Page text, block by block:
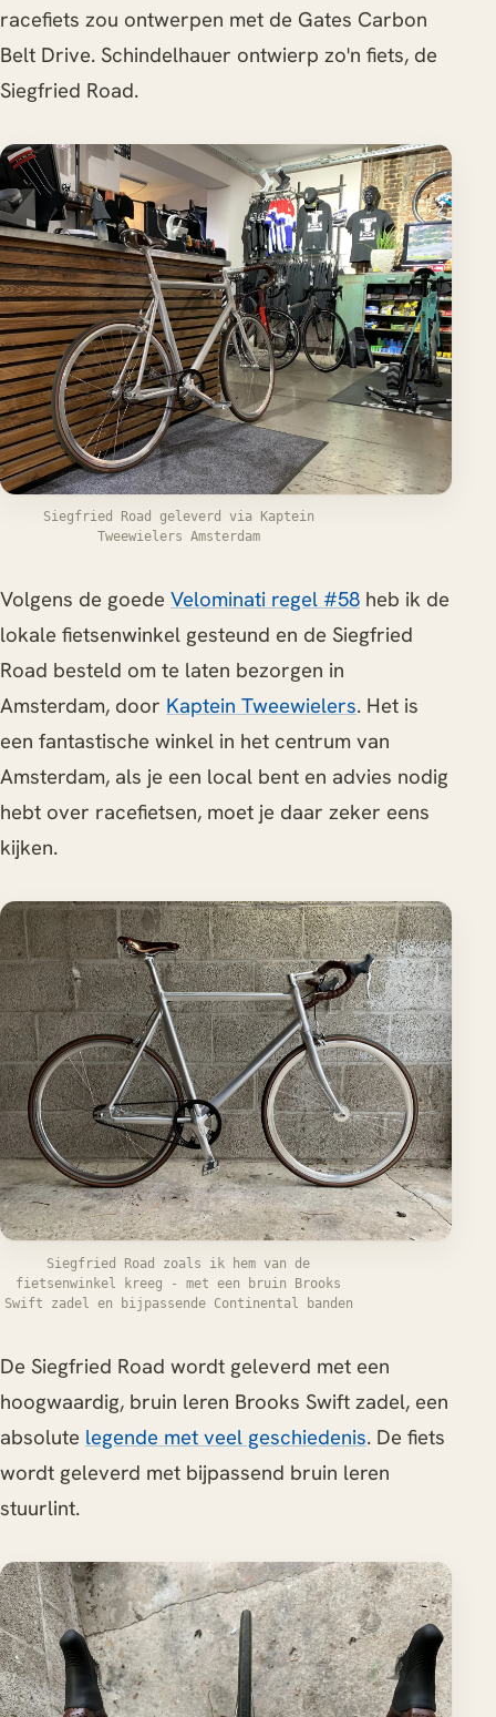
racefiets zou ontwerpen met de Gates Carbon
Belt Drive. Schindelhauer ontwierp zo'n fiets, de
Siegfried Road.
Siegfried Road geleverd via Kaptein
Tweewielers Amsterdam
Volgens de goede Velominati regel #58 heb ik de
lokale fietsenwinkel gesteund en de Siegfried
Road besteld om te laten bezorgen in
Amsterdam, door Kaptein Tweewielers. Het is
een fantastische winkel in het centrum van
Amsterdam, als je een local bent en advies nodig
hebt over racefietsen, moet je daar zeker eens
kijken.
Siegfried Road zoals ik hem van de
fietsenwinkel kreeg - met een bruin Brooks
Swift zadel en bijpassende Continental banden
De Siegfried Road wordt geleverd met een
hoogwaardig, bruin leren Brooks Swift zadel, een
absolute legende met veel geschiedenis. De fiets
wordt geleverd met bijpassend bruin leren
stuurlint.